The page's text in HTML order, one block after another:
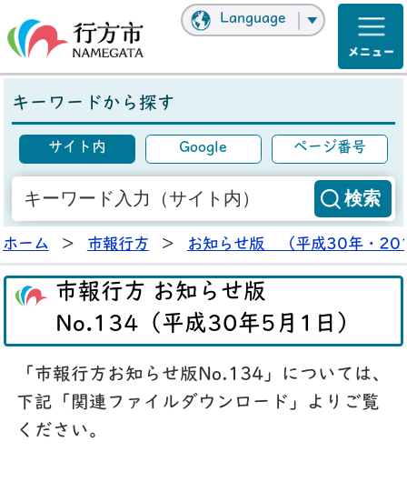
Language
キーワードから探す
サイト内 Google ページ番号
ホーム > 市報行方 > お知らせ版 （平成30年・
市報行方 お知らせ版
No.134（平成30年5月1日）
「市報行方お知らせ版No.134」については、
下記「関連ファイルダウンロード」よりご覧
ください。